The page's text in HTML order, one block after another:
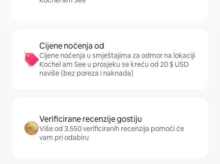
Cijene noćenja od
Cijene noćenja u smještajima za odmor na lokaciji
Kochel am See u prosjeku se kreću od 20 $ USD
naviše (bez poreza i naknada)
Verificirane recenzije gostiju
Više od 3.550 verificiranih recenzija pomoći će
vam pri odabiru